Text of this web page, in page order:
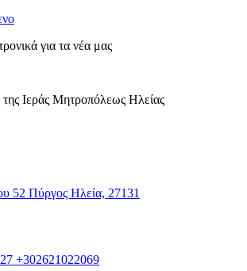
για τα νέα μας
της Ιεράς Μητροπόλεως Ηλείας
52 Πύργος Ηλεία, 27131
+302621022069